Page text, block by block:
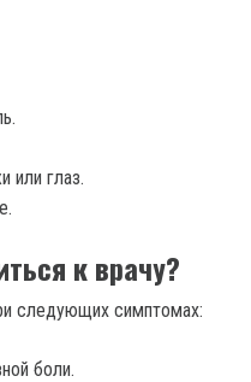
или глаз.
к врачу?
следующих симптомах:
боли.